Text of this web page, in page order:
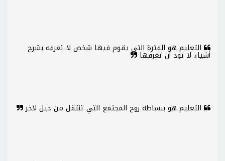
التعليم هو الفترة التي يقوم فيها شخص لا تعرفه بشرح
أشياء لا تود أن تعرفها
التعليم هو ببساطة روح المجتمع التي تنتقل من جيل لآخر